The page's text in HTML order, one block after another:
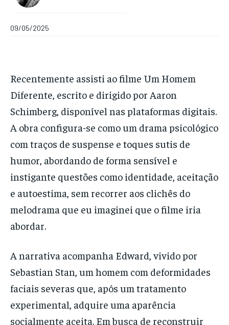
09/05/2025
Recentemente assisti ao filme Um Homem
Diferente, escrito e dirigido por Aaron
Schimberg, disponível nas plataformas digitais.
A obra configura-se como um drama psicológico
com traços de suspense e toques sutis de
humor, abordando de forma sensível e
instigante questões como identidade, aceitação
e autoestima, sem recorrer aos clichês do
melodrama que eu imaginei que o filme iria
abordar.
A narrativa acompanha Edward, vivido por
Sebastian Stan, um homem com deformidades
faciais severas que, após um tratamento
experimental, adquire uma aparência
socialmente aceita. Em busca de reconstruir